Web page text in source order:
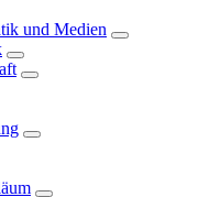
und Medien